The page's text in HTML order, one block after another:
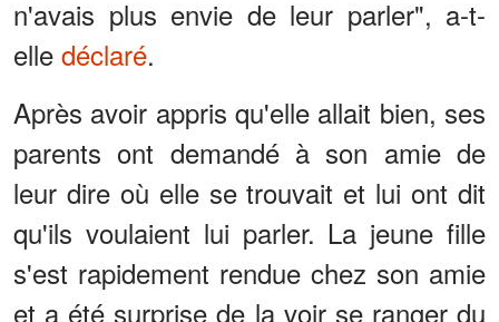
n'avais plus envie de leur parler", a-t-
elle déclaré.
Après avoir appris qu'elle allait bien, ses
parents ont demandé à son amie de
leur dire où elle se trouvait et lui ont dit
qu'ils voulaient lui parler. La jeune fille
s'est rapidement rendue chez son amie
et a été surprise de la voir se ranger du